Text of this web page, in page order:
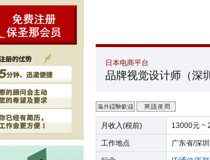
日本电商平台
品牌视觉设计师（深
月收入(税前) 13000元 ~
工作地点 广东省/深